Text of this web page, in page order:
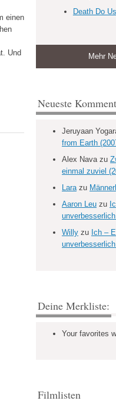
einen
Und
Death Do
Mehr
Neueste
Jeruyaan
from Earth
Alex Navazu
einmal zuviel
Larazu
Aaron Leu zu
Willy zu Ich –
Deine Merkliste:
Your favorites
Filmlisten